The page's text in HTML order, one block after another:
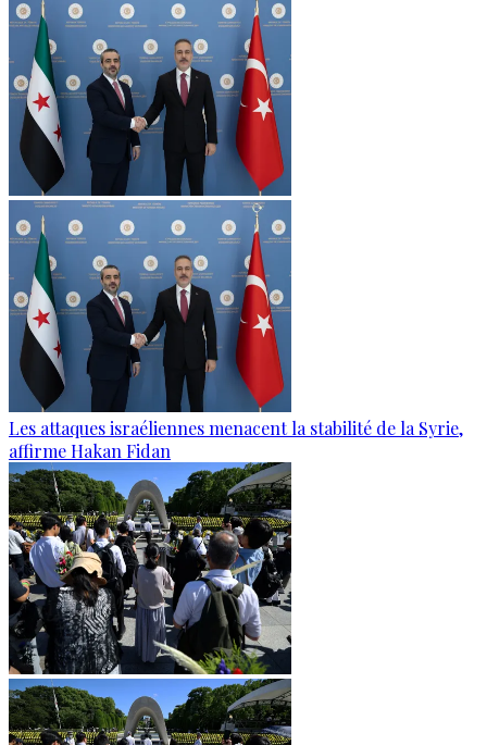
Les attaques israéliennes menacent la stabilité de la Syrie,
affirme Hakan Fidan